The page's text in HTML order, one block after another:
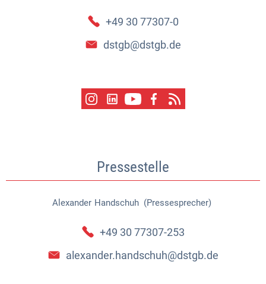
+49 30 77307-0
dstgb@dstgb.de
Pressestelle
Alexander Handschuh (Pressesprecher)
Alexander Handschuh
+49 30 77307-253
alexander.handschuh@dstgb.de